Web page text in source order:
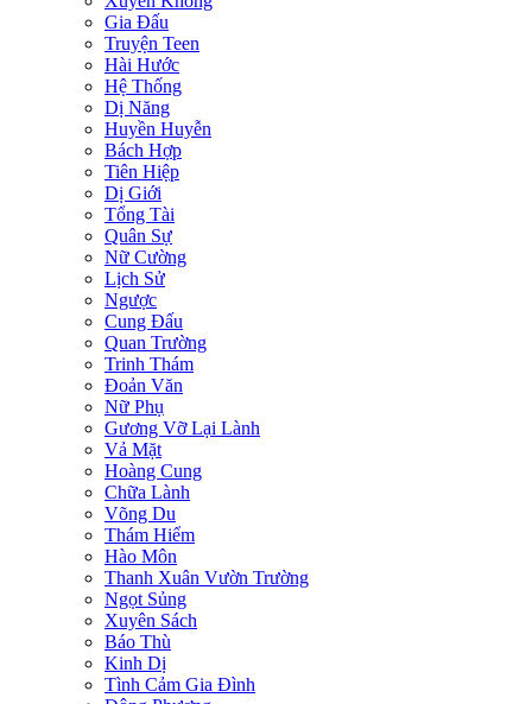
Gia Đấu
Truyện Teen
Hài Hước
Hệ Thống
Dị Năng
Huyền Huyễn
Bách Hợp
Tiên Hiệp
Dị Giới
Tổng Tài
Quân Sự
Nữ Cường
Lịch Sử
Ngược
Cung Đấu
Quan Trường
Trinh Thám
Đoản Văn
Nữ Phụ
Gương Vỡ Lại Lành
Vả Mặt
Hoàng Cung
Chữa Lành
Võng Du
Thám Hiểm
Hào Môn
Thanh Xuân Vườn Trường
Ngọt Sủng
Xuyên Sách
Báo Thù
Kinh Dị
Tình Cảm Gia Đình